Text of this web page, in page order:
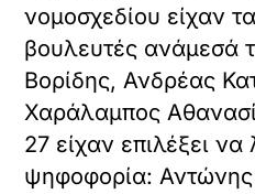
νομοσχεδίου είχαν
βουλευτές ανάμεσά
Βορίδης, Ανδρέας
Χαράλαμπος
27 είχαν επιλέξει
ψηφοφορία: